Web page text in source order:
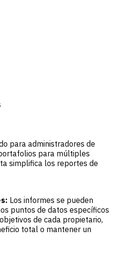
para administradores de
para múltiples
simplifica los reportes de
Los informes se pueden
puntos de datos específicos
de cada propietario,
total o mantener un